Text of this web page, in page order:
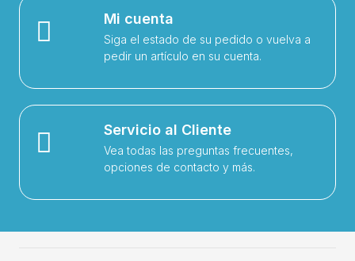
Mi cuenta
Siga el estado de su pedido o vuelva a
pedir un artículo en su cuenta.
Servicio al Cliente
Vea todas las preguntas frecuentes,
opciones de contacto y más.